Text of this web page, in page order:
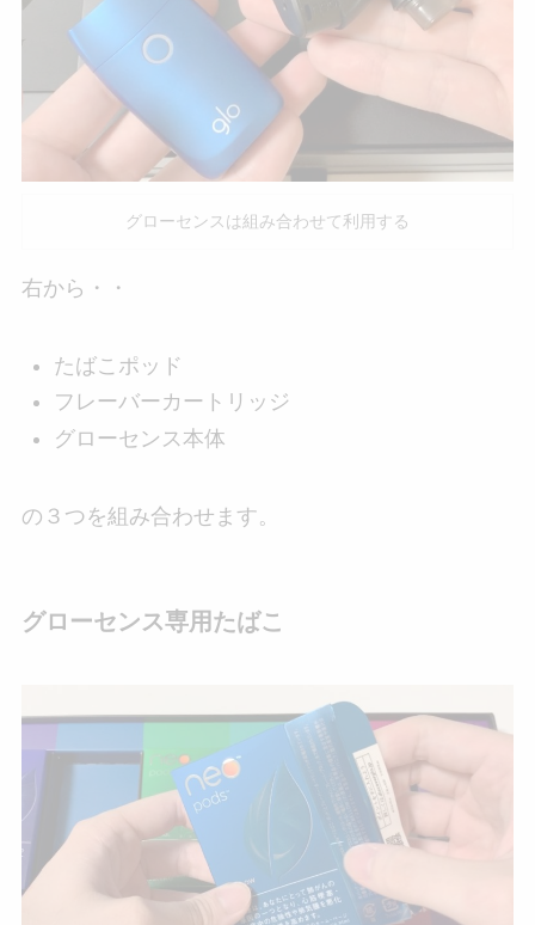
グローセンスは組み合わせて利用する
右から・・
たばこポッド
フレーバーカートリッジ
グローセンス本体
の３つを組み合わせます。
グローセンス専用たばこ